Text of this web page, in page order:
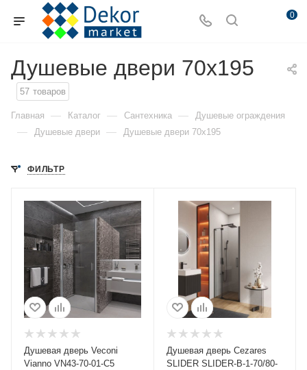
0
Душевые двери 70x195
57 товаров
Главная — Каталог — Сантехника — Душевые ограждения
— Душевые двери — Душевые двери 70x195
ФИЛЬТР
Душевая дверь Veconi
Vianno VN43-70-01-C5
Душевая дверь Cezares
SLIDER SLIDER-B-1-70/80-